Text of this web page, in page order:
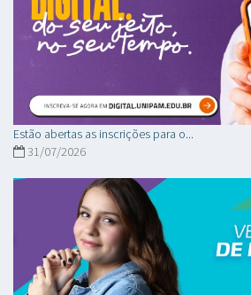
Estão abertas as inscrições para o...
31/07/2026